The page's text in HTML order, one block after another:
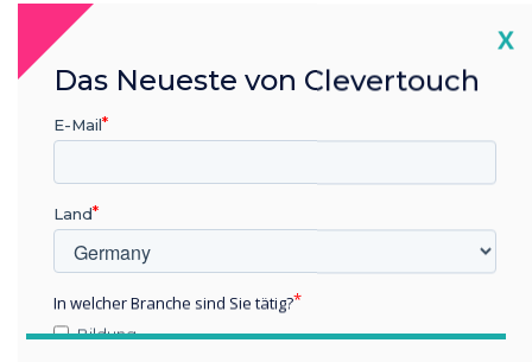
Ist das Hotel mit
den verwendeten
Produkten
zufrieden?
X
Das Neueste von Clevertouch
E-Mail
Land
In welcher Branche sind Sie tätig?
Bildung